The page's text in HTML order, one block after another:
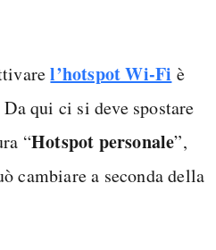
l’hotspot Wi-Fi è
Da qui ci si deve spostare
“Hotspot personale”,
cambiare a seconda della